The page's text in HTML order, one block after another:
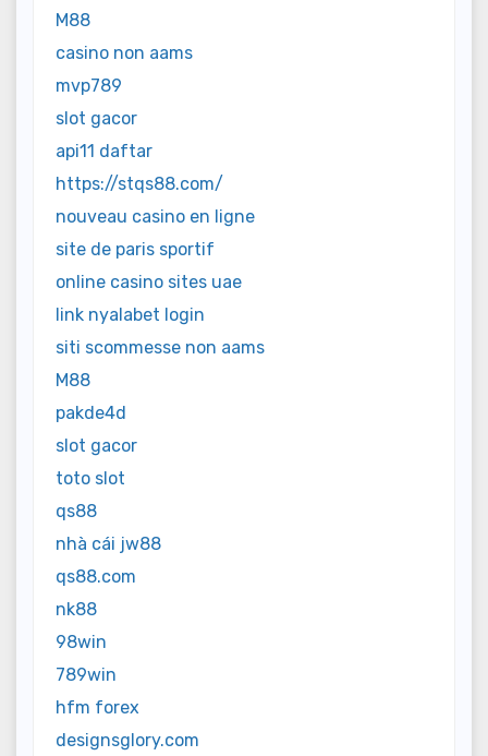
M88
casino non aams
mvp789
slot gacor
api11 daftar
https://stqs88.com/
nouveau casino en ligne
site de paris sportif
online casino sites uae
link nyalabet login
siti scommesse non aams
M88
pakde4d
slot gacor
toto slot
qs88
nhà cái jw88
qs88.com
nk88
98win
789win
hfm forex
designsglory.com